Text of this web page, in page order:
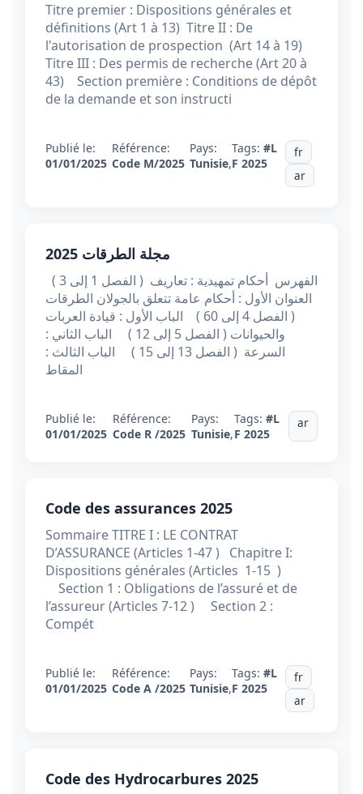
Titre premier : Dispositions générales et
définitions (Art 1 à 13) Titre II : De
l'autorisation de prospection (Art 14 à 19)
Titre III : Des permis de recherche (Art 20 à
43) Section première : Conditions de dépôt
de la demande et son instructi
Publié le:
01/01/2025
Référence:
Code M/2025
Pays:
Tunisie,
Tags:#L
F 2025
fr
ar
مجلة الطرقات 2025
الفهرس أحكام تمهيدية : تعاريف ( الفصل 1 إلى 3 )
العنوان الأول : أحكام عامة تتعلق بالجولان الطرقات
( الفصل 4 إلى 60 ) الباب الأول : قيادة العربات
والحيوانات ( الفصل 5 إلى 12 ) الباب الثاني :
السرعة ( الفصل 13 إلى 15 ) الباب الثالث :
المقاط
Publié le:
01/01/2025
Référence:
Code R /2025
Pays:
Tunisie,
Tags:#L
F 2025
ar
Code des assurances 2025
Sommaire TITRE I : LE CONTRAT
D’ASSURANCE (Articles 1-47 ) Chapitre I:
Dispositions générales (Articles 1-15 )
Section 1 : Obligations de l’assuré et de
l’assureur (Articles 7-12 ) Section 2 :
Compét
Publié le:
01/01/2025
Référence:
Code A /2025
Pays:
Tunisie,
Tags:#L
F 2025
fr
ar
Code des Hydrocarbures 2025